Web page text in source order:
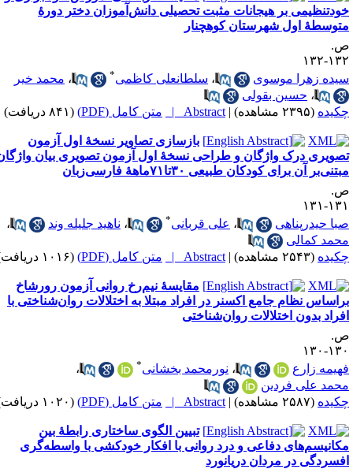
بر هیجانات مثبت تحصیلی دانش‌آموزان دختر دورهٔ
اول شهرستان کوهچنار
۱۳۲
زهرا موسوی
،سلطانعلی کاظمی ،محمد خیر
،حسین بقولی
(۲۳۹۵ مشاهده) |
Abstract | متن کامل (PDF) (۸۴۱ دریافت)
بازسازی تصاویر نسخهٔ اول آزمون
درک واژگان و طراحی نسخهٔ اول آزمون تصویری بیان واژگان
آن برای کودکان طبیعی ۳۰تا۷۱ماههٔ فارسی‌زبان
۱۳۱
حیدرپناهی
،علی قربانی ،ناهید جلیله وند
،
کمالی
(۲۵۴۳ مشاهده) |
Abstract | متن کامل (PDF) (۱۰۱۶ دریافت)
مقایسهٔ نیم‌رخ روانی آزمون رورشاخ
نظام جامع اکسنر در افراد مبتلا به اختلالات روان‌شناختی با
بدون اختلالات روان‌شناختی
۱۳۰
زارع
،نورمحمد بخشانی
،
علی فردین
(۲۵۸۷ مشاهده) |
Abstract | متن کامل (PDF) (۱۰۲۰ دریافت)
تبیین الگوی ساختاری رابطهٔ بین
دفاعی و درد روانی با افکار خودکشی با واسطه‌گری
در مردان دریانورد